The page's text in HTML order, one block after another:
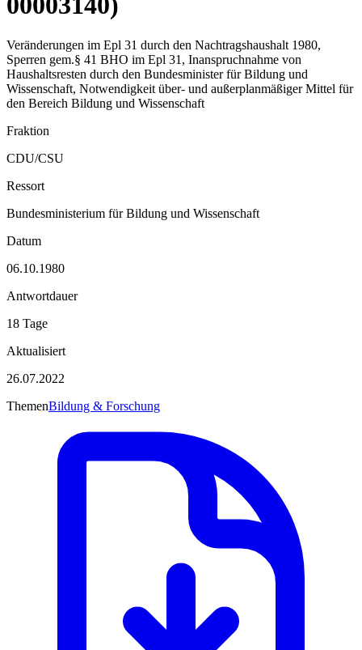
Veränderungen im Epl 31 durch den Nachtragshaushalt 1980,
Sperren gem.§ 41 BHO im Epl 31, Inanspruchnahme von
Haushaltsresten durch den Bundesminister für Bildung und
Wissenschaft, Notwendigkeit über- und außerplanmäßiger Mittel für
den Bereich Bildung und Wissenschaft
Fraktion
CDU/CSU
Ressort
Bundesministerium für Bildung und Wissenschaft
Datum
06.10.1980
Antwortdauer
18 Tage
Aktualisiert
26.07.2022
ThemenBildung & Forschung